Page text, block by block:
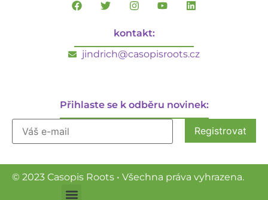
kontakt:
jindrich@casopisroots.cz
Přihlaste se k odběru novinek:
© 2023 Casopis Roots • Všechna práva vyhrazena.